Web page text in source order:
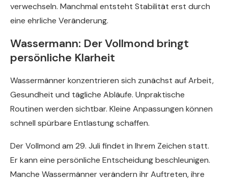
verwechseln. Manchmal entsteht Stabilität erst durch
eine ehrliche Veränderung.
Wassermann: Der Vollmond bringt
persönliche Klarheit
Wassermänner konzentrieren sich zunächst auf Arbeit,
Gesundheit und tägliche Abläufe. Unpraktische
Routinen werden sichtbar. Kleine Anpassungen können
schnell spürbare Entlastung schaffen.
Der Vollmond am 29. Juli findet in Ihrem Zeichen statt.
Er kann eine persönliche Entscheidung beschleunigen.
Manche Wassermänner verändern ihr Auftreten, ihre